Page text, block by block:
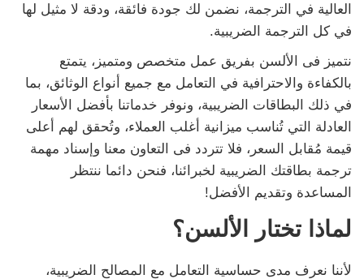
العالية في الترجمة، نضمن لك جودة فائقة، ودقة لا مثيل لها
في كل الترجمة الضريبية.
نتميز فى الألسن بفريق عمل متخصص ومتميز، يتمتع
بالكفاءة والاحترافية في التعامل مع جميع أنواع الوثائق، بما
في ذلك البطاقات الضريبية، ونوفر خدماتنا بأفضل الأسعار
العادلة التي تُناسب ميزانية أغلب العملاء، وتُحقق لهم أعلى
قيمة مُقابل السعر، فلا تتردد فى التعاون معنا وإسناد مهمة
ترجمة بطاقتك الضريبية لخبرائنا، فنحن دائما ننتظر
المساعدة وتقديم الأفضل!
لماذا تختار الألسن؟
لأننا نعرف مدى حساسية التعامل مع المصالح الضريبية،